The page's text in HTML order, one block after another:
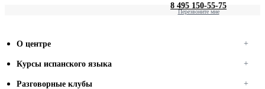
8 495 150-55-75
Перезвоните мне
О центре
Курсы испанского языка
Разговорные клубы